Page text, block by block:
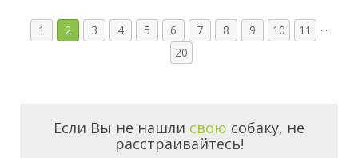
1 2 3 4 5 6 7 8 9 10 11
...
20
Если Вы не нашли свою собаку, не
расстраивайтесь!